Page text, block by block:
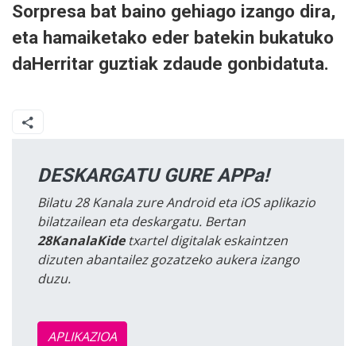
Sorpresa bat baino gehiago izango dira,
eta hamaiketako eder batekin bukatuko
daHerritar guztiak zdaude gonbidatuta.
DESKARGATU GURE APPa!
Bilatu 28 Kanala zure Android eta iOS aplikazio
bilatzailean eta deskargatu. Bertan
28KanalaKidetxartel digitalak eskaintzen
dizuten abantailez gozatzeko aukera izango
duzu.
APLIKAZIOA